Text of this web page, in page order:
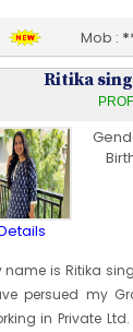
Profile
Last Updated ON :
Mob :
Ritika
name is Ritika
persued my
in Private